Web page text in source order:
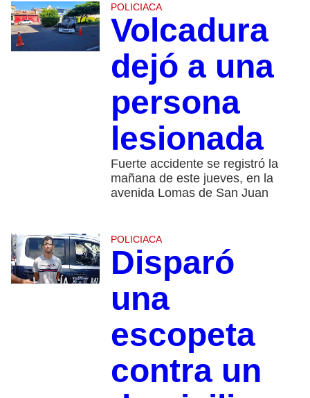
POLICIACA
Volcadura
dejó a una
persona
lesionada
Fuerte accidente se registró la
mañana de este jueves, en la
avenida Lomas de San Juan
POLICIACA
Disparó
una
escopeta
contra un